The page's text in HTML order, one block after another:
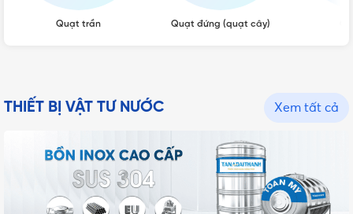
Quạt trần Quạt đứng (quạt cây)
THIẾT BỊ VẬT TƯ NƯỚC Xem tất cả